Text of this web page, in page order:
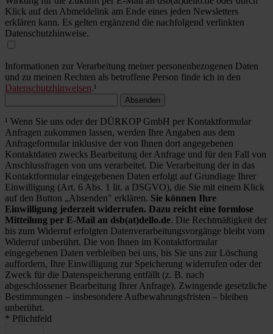
Klick auf den Abmeldelink am Ende eines jeden Newsletters
erklären kann. Es gelten ergänzend die nachfolgend verlinkten
Datenschutzhinweise.
Informationen zur Verarbeitung meiner personenbezogenen Daten
und zu meinen Rechten als betroffene Person finde ich in den
Datenschutzhinweisen.¹
Absenden
¹ Wenn Sie uns oder der DÜRKOP GmbH per Kontaktformular
Anfragen zukommen lassen, werden Ihre Angaben aus dem
Anfrageformular inklusive der von Ihnen dort angegebenen
Kontaktdaten zwecks Bearbeitung der Anfrage und für den Fall von
Anschlussfragen von uns verarbeitet. Die Verarbeitung der in das
Kontaktformular eingegebenen Daten erfolgt auf Grundlage Ihrer
Einwilligung (Art. 6 Abs. 1 lit. a DSGVO), die Sie mit einem Klick
auf den Button „Absenden" erklären. Sie können Ihre
Einwilligung jederzeit widerrufen. Dazu reicht eine formlose
Mitteilung per E-Mail an dsb(at)dello.de. Die Rechtmäßigkeit der
bis zum Widerruf erfolgten Datenverarbeitungsvorgänge bleibt vom
Widerruf unberührt. Die von Ihnen im Kontaktformular
eingegebenen Daten verbleiben bei uns, bis Sie uns zur Löschung
auffordern, Ihre Einwilligung zur Speicherung widerrufen oder der
Zweck für die Datenspeicherung entfällt (z. B. nach
abgeschlossener Bearbeitung Ihrer Anfrage). Zwingende gesetzliche
Bestimmungen – insbesondere Aufbewahrungsfristen – bleiben
unberührt.
* Pflichtfeld